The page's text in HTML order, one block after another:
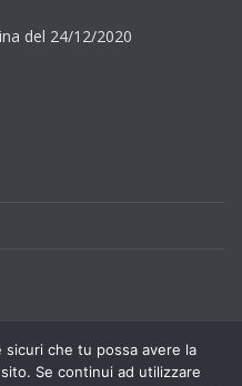
del 24/12/2020
che tu possa avere la
Se continui ad utilizzare